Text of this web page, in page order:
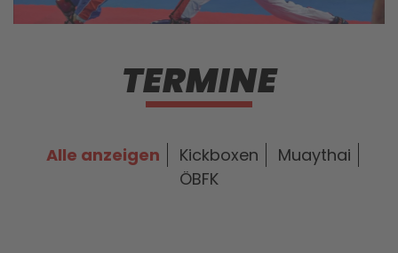
TERMINE
Alle anzeigen Kickboxen
Muaythai
ÖBFK